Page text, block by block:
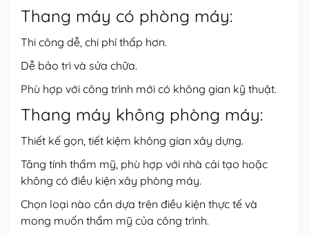
Thang máy có phòng máy:
Thi công dễ, chi phí thấp hơn.
Dễ bảo trì và sửa chữa.
Phù hợp với công trình mới có không gian kỹ thuật.
Thang máy không phòng máy:
Thiết kế gọn, tiết kiệm không gian xây dựng.
Tăng tính thẩm mỹ, phù hợp với nhà cải tạo hoặc
không có điều kiện xây phòng máy.
Chọn loại nào cần dựa trên điều kiện thực tế và
mong muốn thẩm mỹ của công trình.